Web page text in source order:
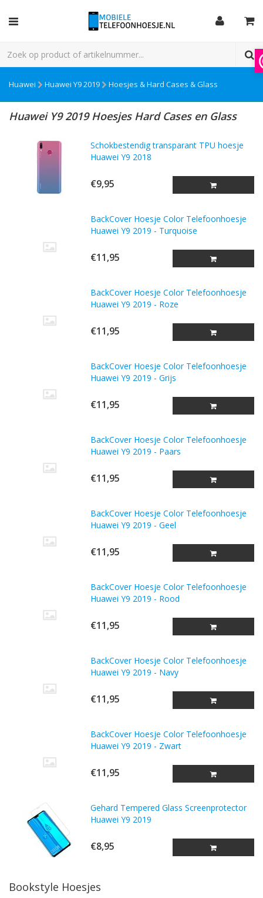
Huawei Huawei Y9 2019 Hoesjes & Hard Cases & Glass
Huawei Y9 2019 Hoesjes Hard Cases en Glass
Schokbestendig transparant TPU hoesje
Huawei Y9 2018
€9,95
BackCover Hoesje Color Telefoonhoesje
Huawei Y9 2019 - Turquoise
€11,95
BackCover Hoesje Color Telefoonhoesje
Huawei Y9 2019 - Roze
€11,95
BackCover Hoesje Color Telefoonhoesje
Huawei Y9 2019 - Grijs
€11,95
BackCover Hoesje Color Telefoonhoesje
Huawei Y9 2019 - Paars
€11,95
BackCover Hoesje Color Telefoonhoesje
Huawei Y9 2019 - Geel
€11,95
BackCover Hoesje Color Telefoonhoesje
Huawei Y9 2019 - Rood
€11,95
BackCover Hoesje Color Telefoonhoesje
Huawei Y9 2019 - Navy
€11,95
BackCover Hoesje Color Telefoonhoesje
Huawei Y9 2019 - Zwart
€11,95
Gehard Tempered Glass Screenprotector
Huawei Y9 2019
€8,95
Bookstyle Hoesjes